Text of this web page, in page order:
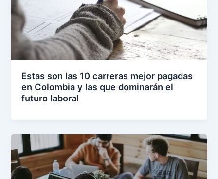
Estas son las 10 carreras mejor pagadas
en Colombia y las que dominarán el
futuro laboral